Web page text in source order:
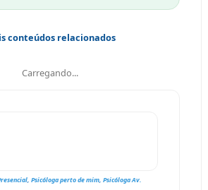
conteúdos relacionados
Carregando...
,Psicóloga perto de mim,Psicóloga Av.